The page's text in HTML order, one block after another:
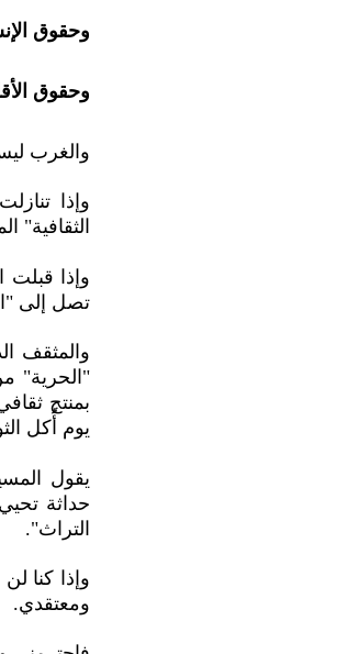
وحقوق
وحقوق
والغرب
وإذا
الثقافية"
وإذا قبلت
تصل إلى
والمثقف
"الحرية"
بمنتج
يوم أُكل
يقول
حداثة
التراث".
وإذا كنا
ومعتقدي.